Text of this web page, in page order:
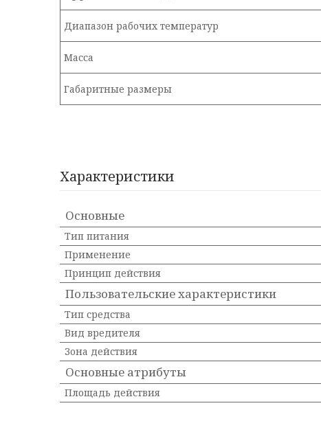
Диапазон рабочих температур
Масса
Габаритные размеры
Характеристики
Основные
Тип питания
Применение
Принцип действия
Пользовательские характеристики
Тип средства
Вид вредителя
Зона действия
Основные атрибуты
Площадь действия